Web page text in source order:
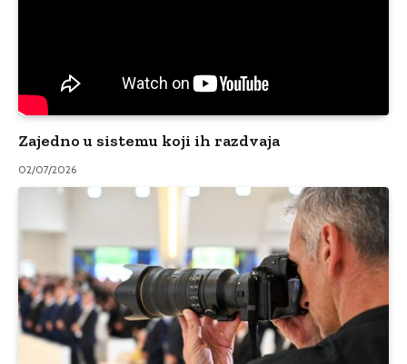
Zajedno u sistemu koji ih razdvaja
02/07/2026